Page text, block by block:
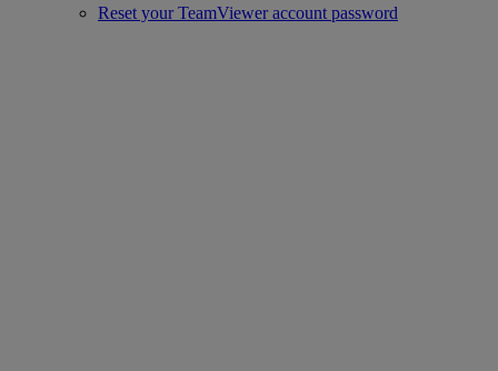
Reset your TeamViewer account password